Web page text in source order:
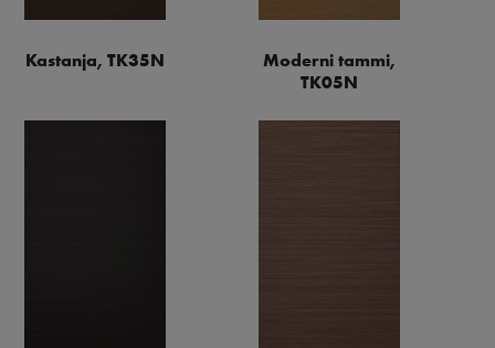
Kastanja, TK35N
Moderni tammi,
TK05N